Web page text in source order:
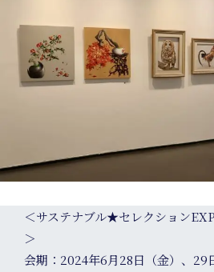
＜サステナブル★セレクション
＞
会期：2024年6月28日（金）、29